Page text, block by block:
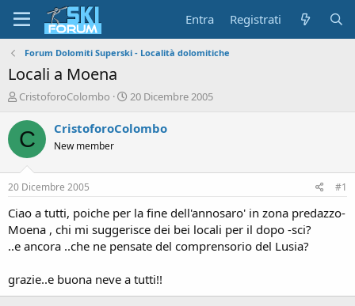
Entra Registrati
Forum Dolomiti Superski - Località dolomitiche
Locali a Moena
A
t
o
r
d
s
u
s
i
o
CristoforoColombo
D
t
i
z
i
o
20 Dicembre 2005
C CristoforoColombo
New member
20 Dicembre 2005 #1
Ciao a tutti, poiche per la fine dell'annosaro' in zona predazzo-
Moena , chi mi suggerisce dei bei locali per il dopo -sci?
..e ancora ..che ne pensate del comprensorio del Lusia?
grazie..e buona neve a tutti!!